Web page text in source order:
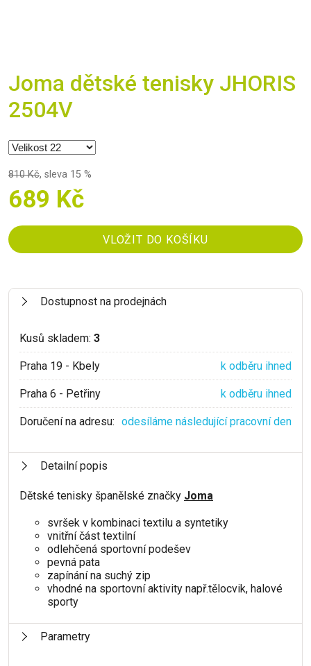
Joma dětské tenisky JHORIS
2504V
810 Kč, sleva 15 %
689 Kč
Dostupnost na prodejnách
Kusů skladem: 3
Praha 19 - Kbely k odběru ihned
Praha 6 - Petřiny k odběru ihned
Doručení na adresu: odesíláme následující pracovní den
Detailní popis
Dětské tenisky španělské značky Joma
svršek v kombinaci textilu a syntetiky
vnitřní část textilní
odlehčená sportovní podešev
pevná pata
zapínání na suchý zip
vhodné na sportovní aktivity např.tělocvik, halové
sporty
Parametry